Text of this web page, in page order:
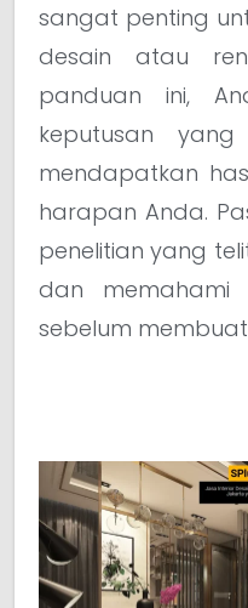
sangat penting
desain atau
panduan ini,
keputusan
mendapatkan
harapan Anda.
penelitian yang
dan memahami
sebelum